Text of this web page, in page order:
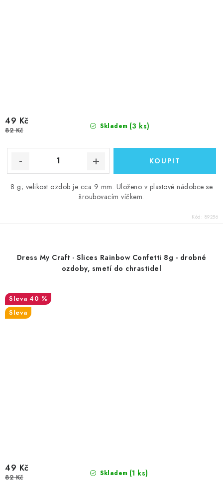
Skladem (3 ks)
49 Kč
82 Kč
8 g; velikost ozdob je cca 9 mm. Uloženo v plastové nádobce se
šroubovacím víčkem.
Kód: 89256
Dress My Craft - Slices Rainbow Confetti 8g - drobné
ozdoby, smetí do chrastidel
40 %
Sleva
Skladem (1 ks)
49 Kč
82 Kč